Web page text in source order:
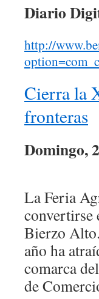
Diario
http://
Cierra la
fronteras
Domingo,
La Feria
convertirse
Bierzo
año ha
comarca
de